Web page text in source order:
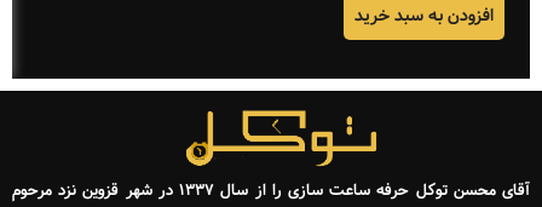
افزودن به سبد خرید
آقای محسن توکل حرفه ساعت سازی را از سال ۱۳۳۷ در شهر قزوین نزد مرحوم